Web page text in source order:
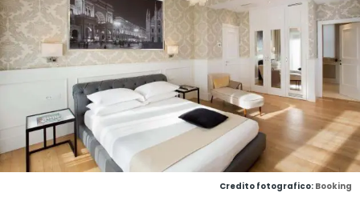
Credito fotografico: Booking